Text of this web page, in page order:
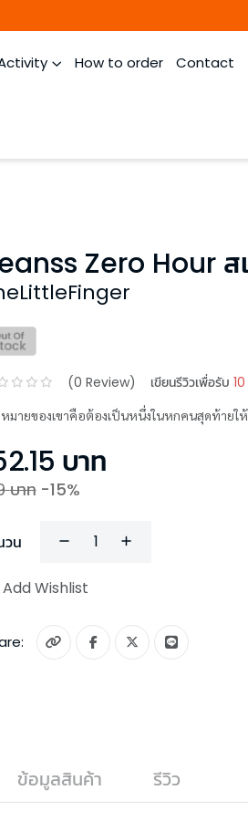
How to order Contact
Zero Hour ส
(0 Review) เขียนรีวิวเพื่อรับ
มายของเขาคือต้องเป็นหนึ่งในหกคนสุดท้ายให้
บาท
บาท -15%
วน
Add Wishlist
ข้อมูลสินค้า รีวิว